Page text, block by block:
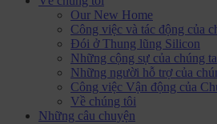
Our New Home
Công việc và tác động của
Đói ở Thung lũng Silicon
Những cộng sự của chúng ta
Những người hỗ trợ của
Công việc Vận động của
Về chúng tôi
Những câu chuyện